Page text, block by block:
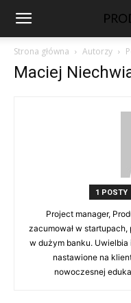
ProductVision
Strona główna Autorzy
Maciej
1 POSTY
Project manager,
zacumował w startupach,
w dużym banku.
nastawione na
nowoczesnej